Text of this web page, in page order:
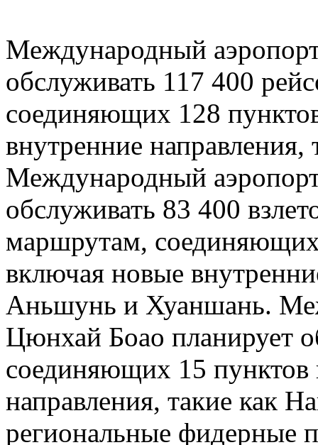
Международный
обслуживать 117 400
соединяющих 128
внутренние
Международный
обслуживать 83 400
маршрутам, соединяющих
включая новые
Аньшунь и Хуаншань.
Цюнхай Боао планирует
соединяющих 15 пунктов
направления, такие как
региональные фидерные